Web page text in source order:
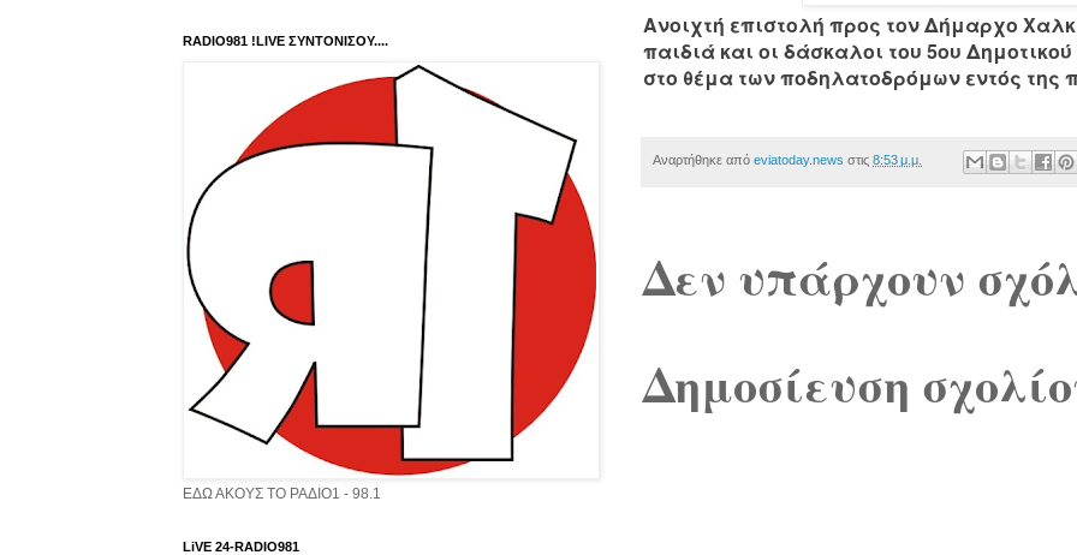
Ανοιχτή επιστολή προς τον Δήμαρχο
παιδιά και οι δάσκαλοι του 5ου
στο θέμα των ποδηλατοδρόμων εντός της
Αναρτήθηκε από eviatoday.news στις 8:53 μ.μ.
Δεν υπάρχουν
Δημοσίευση
RADIO981 !LIVE ΣΥΝΤΟΝΙΣΟΥ....
ΕΔΩ ΑΚΟΥΣ ΤΟ ΡΑΔΙΟ1 - 98.1
LiVE 24-RADIO981